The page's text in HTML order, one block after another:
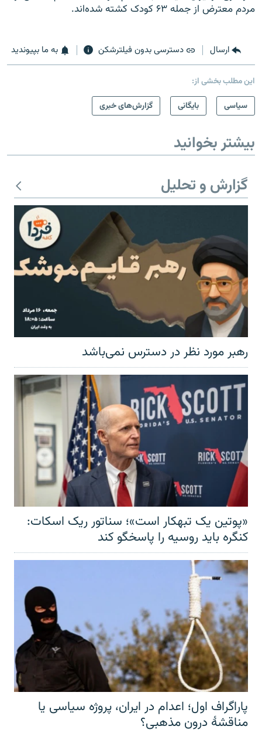
مردم معترض از جمله ۶۳ کودک کشته شده‌اند.
ارسال دسترسی بدون فیلترشکن به ما بپیوندید
این مطلب بخشی از:
سیاسی
بایگانی گزارش‌های خبری
بیشتر بخوانید
گزارش و تحلیل
رهبر مورد نظر در دسترس نمی‌باشد
«پوتین یک تبهکار است»؛ سناتور ریک اسکات:
کنگره باید روسیه را پاسخگو کند
پاراگراف اول؛ اعدام در ایران، پروژه سیاسی یا
مناقشهٔ درون مذهبی؟